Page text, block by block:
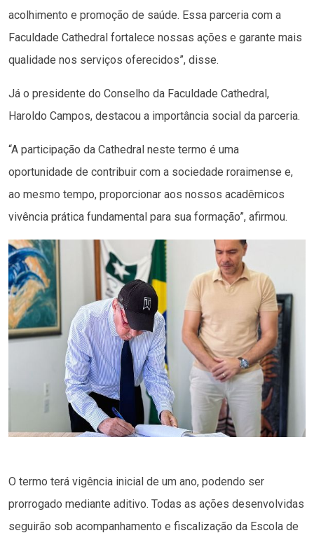
acolhimento e promoção de saúde. Essa parceria com a
Faculdade Cathedral fortalece nossas ações e garante mais
qualidade nos serviços oferecidos”, disse.
Já o presidente do Conselho da Faculdade Cathedral,
Haroldo Campos, destacou a importância social da parceria.
“A participação da Cathedral neste termo é uma
oportunidade de contribuir com a sociedade roraimense e,
ao mesmo tempo, proporcionar aos nossos acadêmicos
vivência prática fundamental para sua formação”, afirmou.
O termo terá vigência inicial de um ano, podendo ser
prorrogado mediante aditivo. Todas as ações desenvolvidas
seguirão sob acompanhamento e fiscalização da Escola de